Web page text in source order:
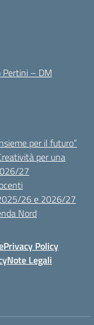
– DM
per il futuro”
per una
27
26 e 2026/27
Nord
Privacy Policy
Note Legali